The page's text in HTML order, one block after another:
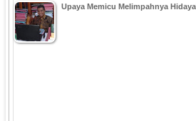
Upaya Memicu Melimpahnya